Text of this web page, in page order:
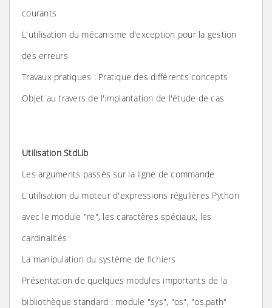
courants
L'utilisation du mécanisme d'exception pour la gestion
des erreurs
Travaux pratiques : Pratique des différents concepts
Objet au travers de l'implantation de l'étude de cas
Utilisation StdLib
Les arguments passés sur la ligne de commande
L'utilisation du moteur d'expressions régulières Python
avec le module "re", les caractères spéciaux, les
cardinalités
La manipulation du système de fichiers
Présentation de quelques modules importants de la
bibliothèque standard : module "sys", "os", "os.path"